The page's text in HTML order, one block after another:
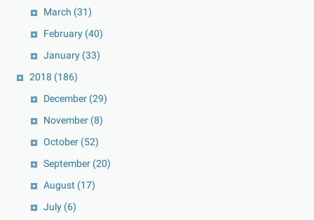
March (31)
February (40)
January (33)
2018 (186)
December (29)
November (8)
October (52)
September (20)
August (17)
July (6)